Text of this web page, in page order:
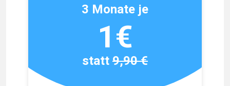
3 Monate je
1€
statt9,90 €